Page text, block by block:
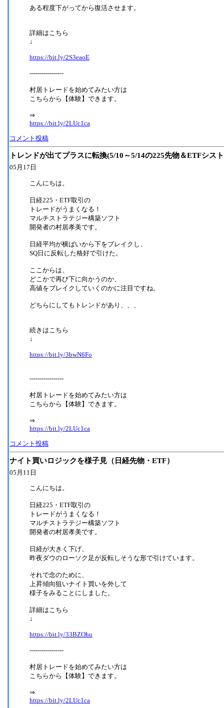
ある程度下がってから復活させます。
詳細はこちら
↓
https://bit.ly/2S3eaoE
-----------------
村居トレードを始めてみたい方は
こちらから【体験】できます。
⇒
https://bit.ly/2LUc1ca
コメント投稿
トレンドが出てプラスに転換(5/10～5/14の225先物＆ETFシス
05月17日
こんにちは。
日経225・ETF取引の
トレードがうまくなる！
マルチストラテジー構築ソフト
開発者の村居孝美です。
日経平均が横ばいから下をブレイクし、
SQ日に反転した格好で引けた。
ここからは、
どこかで再び下に向かうのか、
高値をブレイクしていくのかに注目ですね。
どちらにしてもトレンドがあり、、、
続きはこちら
↓
https://bit.ly/3bwN6Fo
-----------------
村居トレードを始めてみたい方は
こちらから【体験】できます。
⇒
https://bit.ly/2LUc1ca
コメント投稿
ナイト買いロジックを様子見（日経先物・ETF）
05月11日
こんにちは。
日経225・ETF取引の
トレードがうまくなる！
マルチストラテジー構築ソフト
開発者の村居孝美です。
日経が大きく下げ、
昨夜ダウのローソク足が反転しそうな形で引けています。
それで念のために、
上昇傾向狙いナイト買いを外して
様子をみることにしました。
詳細はこちら
↓
https://bit.ly/33BZOhu
-----------------
村居トレードを始めてみたい方は
こちらから【体験】できます。
⇒
https://bit.ly/2LUc1ca